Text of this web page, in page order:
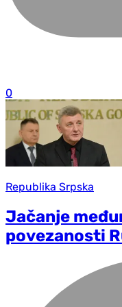
0
Republika Srpska
Jačanje
povezanosti